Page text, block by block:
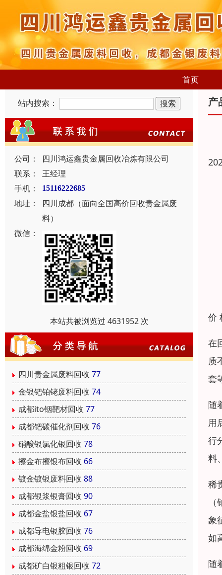
首页
站内搜索：
公司：
四川鸿运鑫贵金属回收冶炼有限公司
联系：
王经理
手机：
15116222685
地址：
四川成都（面向全国高价回收贵金属废
料）
微信：
本站共被浏览过 4631952 次
四川贵金属废料回收 77
金银钯铂铑废料回收 74
成都ito铟靶材回收 77
成都钯碳催化剂回收 76
硝酸银氯化银回收 78
擦金布擦银布回收 66
镀金镀银废料回收 88
成都银浆银膏回收 90
成都金盐银盐回收 67
成都导电银胶回收 76
成都海绵金粉回收 69
成都矿白银粗银回收 72
产
价
在
质
套
随
用
行
料
稀
象
如
随